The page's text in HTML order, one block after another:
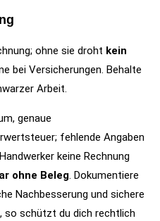
ohne sie droht kein
bei Versicherungen. Behalte
Arbeit.
genaue
fehlende Angaben
keine Rechnung
ohne Beleg. Dokumentiere
Nachbesserung und sichere
so schützt du dich rechtlich